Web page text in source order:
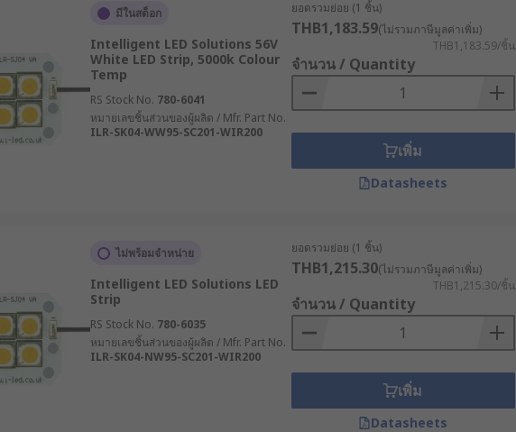
มีในสต็อก
Intelligent LED Solutions 56V
White LED Strip, 5000k Colour
Temp
RS Stock No. 780-6041
หมายเลขชิ้นส่วนของผู้ผลิต / Mfr. Part No.
ILR-SK04-WW95-SC201-WIR200
ยอดรวมย่อย (1 ชิ้น)
THB1,183.59(ไม่รวมภาษีมูลค่าเพิ่ม)
THB1,183.59/ชิ้น
จำนวน / Quantity
เพิ่ม
Datasheets
ไม่พร้อมจำหน่าย
Intelligent LED Solutions LED
Strip
RS Stock No. 780-6035
หมายเลขชิ้นส่วนของผู้ผลิต / Mfr. Part No.
ILR-SK04-NW95-SC201-WIR200
ยอดรวมย่อย (1 ชิ้น)
THB1,215.30(ไม่รวมภาษีมูลค่าเพิ่ม)
THB1,215.30/ชิ้น
จำนวน / Quantity
เพิ่ม
Datasheets